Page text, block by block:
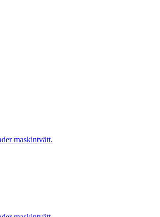
maskintvätt.